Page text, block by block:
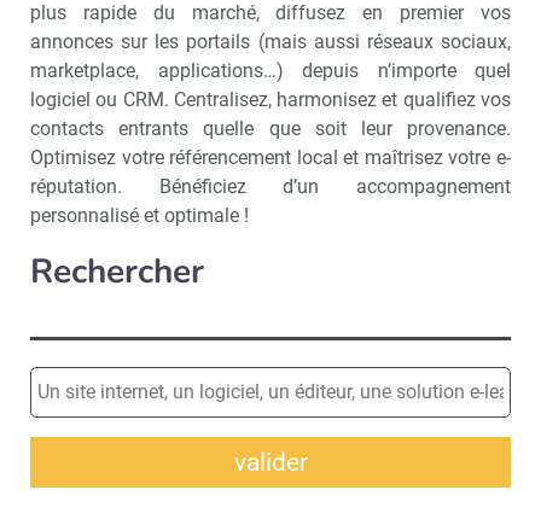
plus rapide du marché, diffusez en premier vos
annonces sur les portails (mais aussi réseaux sociaux,
marketplace, applications…) depuis n’importe quel
logiciel ou CRM. Centralisez, harmonisez et qualifiez vos
contacts entrants quelle que soit leur provenance.
Optimisez votre référencement local et maîtrisez votre e-
réputation. Bénéficiez d’un accompagnement
personnalisé et optimale !
Rechercher
valider